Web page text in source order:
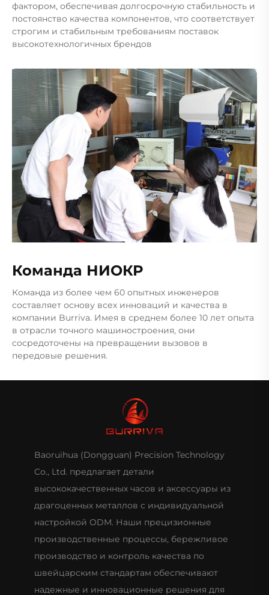
фактором, обеспечивая долгосрочную стабильность и
постоянство качества компонентов, что соответствует
строгим и стабильным требованиям поставок
высокотехнологичных брендов
Команда НИОКР
Команда из более чем 60 опытных инженеров
составляет основу всех инноваций и качества в
компании Burriva. Имея в среднем более 10 лет опыта
в отрасли точного машиностроения, они
сосредоточены на превращении вызовов в
передовые решения.
Baoruihua (Dongguan) Precision Technology
Co., Ltd. предлагает детали
высококачественных часов и аксессуары из
драгоценных металлов с индивидуальной
настройкой ODM. Наши прецизионные
производственные процессы, бережливое
производство и контроль качества по
швейцарским стандартам обеспечивают
надежные и инновационные решения для